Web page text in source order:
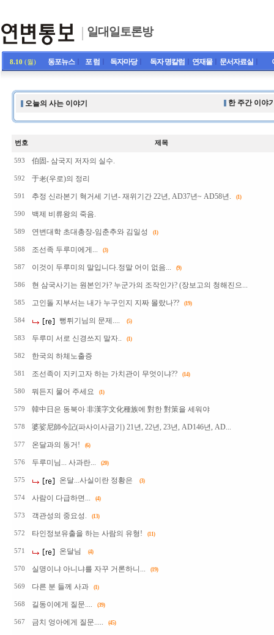
일대일토론방
8.10 (월) 동포뉴스ㅣ 포 럼 독자마당ㅣ 독자 명칼럼 연재물ㅣ 문서자료실
오늘의 사는 이야기 한 주간 이야
번호 제목
593 伯固- 삼국지 저자의 실수.
592 于老(우로)의 정리
591 추정 신라본기 혁거세 기년- 재위기간 22년, AD37년~ AD58년. (1)
590 백제 비류왕의 죽음.
589 연변대학 초대총장-임춘추와 김일성 (1)
588 조선족 두루미에게... (3)
587 이것이 두루미의 말입니다.정말 어이 없음... (9)
586 현 삼국사기는 원본인가? 누군가의 조작인가? (장보고의 청해진으...
585 고인돌 지부서는 내가 누구인지 지짜 몰랐나?? (19)
584 뻥튀기님의 문제.... (5)
583 두루미 서로 신경쓰지 말자.. (1)
582 한국의 하체노출증
581 조선족이 지키고자 하는 가치관이 무엇이냐?? (14)
580 뭐든지 물어 주세요 (1)
579 韓中日은 동북아 非漢字文化種族에 對한 對策을 세워야
578 婆娑尼師今記(파사이사금기) 21년, 22년, 23년, AD146년, AD...
577 온달과의 동거! (6)
576 두루미님... 사과란... (20)
575 온달...사실이란 정황은 (3)
574 사람이 다급하면... (4)
573 객관성의 중요성. (13)
572 타인정보유출을 하는 사람의 유형! (11)
571 온달님 (4)
570 실명이냐 아니냐를 자꾸 거론하니... (19)
569 다른 분 들께 사과 (1)
568 길동이에게 질문.... (39)
567 금치 엉아에게 질문..... (45)